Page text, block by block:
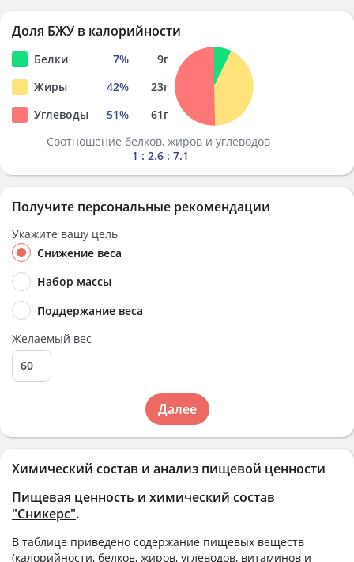
Химический состав и анализ пищевой ценности
Пищевая ценность и химический состав
"Сникерс".
В таблице приведено содержание пищевых веществ
(калорийности, белков, жиров, углеводов, витаминов и
Доля БЖУ в калорийности
Белки 7% 9г
Жиры
42% 23г
Углеводы
51% 61г
Соотношение белков, жиров и углеводов
1 : 2.6 : 7.1
Получите персональные рекомендации
Укажите вашу цель
Снижение веса
Набор массы
Поддержание веса
Желаемый вес
Далее